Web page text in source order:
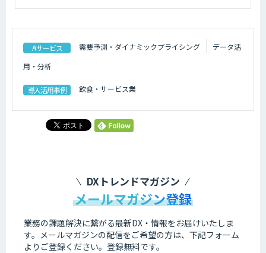
AIサービス 需要予測・ダイナミックプライシング
データ活
用・分析
導入活用事例 飲食・サービス業
DXトレンドマガジン
メールマガジン登録
業務の課題解決に繋がる最新DX・情報をお届けいたしま
す。 メールマガジンの配信をご希望の方は、下記フォーム
よりご登録ください。登録無料です。